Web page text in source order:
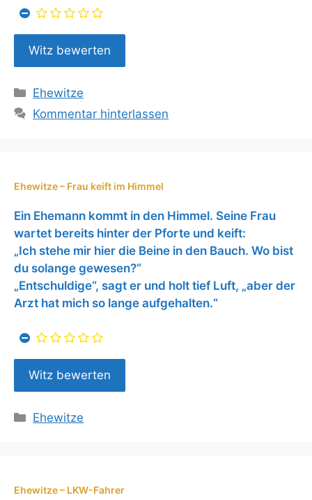
Kategorien
Ehewitze
Kommentar hinterlassen
Ehewitze – Frau keift im Himmel
Ein Ehemann kommt in den Himmel. Seine Frau
wartet bereits hinter der Pforte und keift:
„Ich stehe mir hier die Beine in den Bauch. Wo bist
du solange gewesen?“
„Entschuldige“, sagt er und holt tief Luft, „aber der
Arzt hat mich so lange aufgehalten.“
Kategorien
Ehewitze
Ehewitze – LKW-Fahrer